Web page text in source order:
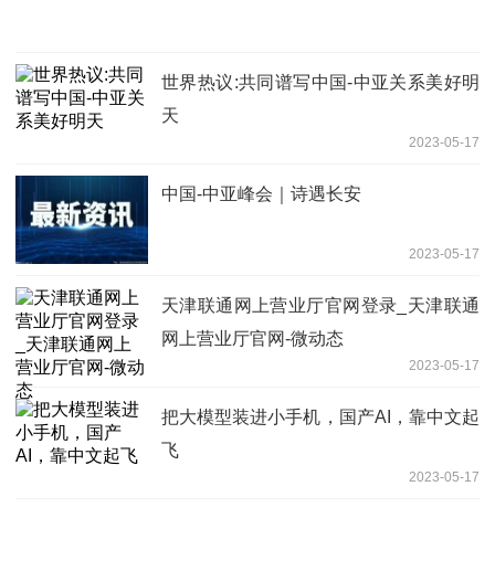
世界热议:共同谱写中国-中亚关系美好明
天
2023-05-17
中国-中亚峰会｜诗遇长安
2023-05-17
天津联通网上营业厅官网登录_天津联通
网上营业厅官网-微动态
2023-05-17
把大模型装进小手机，国产AI，靠中文起
飞
2023-05-17